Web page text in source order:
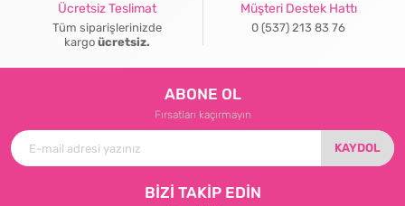
Ücretsiz Teslimat
Tüm siparişlerinizde
kargo ücretsiz.
Müşteri Destek Hattı
0 (537) 213 83 76
ABONE OL
Fırsatları kaçırmayın
KAYDOL
BİZİ TAKİP EDİN